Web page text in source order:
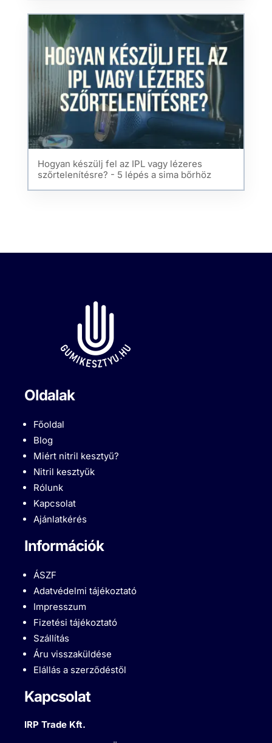
Hogyan készülj fel az IPL vagy lézeres
szőrtelenítésre? - 5 lépés a sima bőrhöz
Oldalak
Főoldal
Blog
Miért nitril kesztyű?
Nitril kesztyűk
Rólunk
Kapcsolat
Ajánlatkérés
Információk
ÁSZF
Adatvédelmi tájékoztató
Impresszum
Fizetési tájékoztató
Szállítás
Áru visszaküldése
Elállás a szerződéstől
Kapcsolat
IRP Trade Kft.